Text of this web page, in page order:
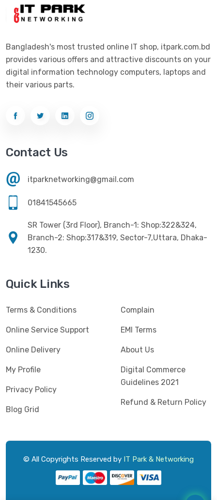
Bangladesh's most trusted online IT shop, itpark.com.bd
provides various offers and attractive discounts on your
digital information technology computers, laptops and
their various parts.
Contact Us
itparknetworking@gmail.com
01841545665
SR Tower (3rd Floor), Branch-1: Shop:322&324,
Branch-2: Shop:317&319, Sector-7,Uttara, Dhaka-
1230.
Quick Links
Terms & Conditions
Online Service Support
Online Delivery
My Profile
Privacy Policy
Blog Grid
Complain
EMI Terms
About Us
Digital Commerce
Guidelines 2021
Refund & Return Policy
© All Copyrights Reserved by IT Park & Networking